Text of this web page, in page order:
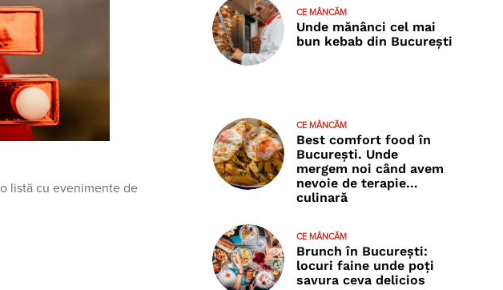
listă cu evenimente de
CE MÂNCĂM
Unde mănânci cel mai
bun kebab din București
CE MÂNCĂM
Best comfort food în
București. Unde
mergem noi când avem
nevoie de terapie…
culinară
CE MÂNCĂM
Brunch în București:
locuri faine unde poţi
savura ceva delicios